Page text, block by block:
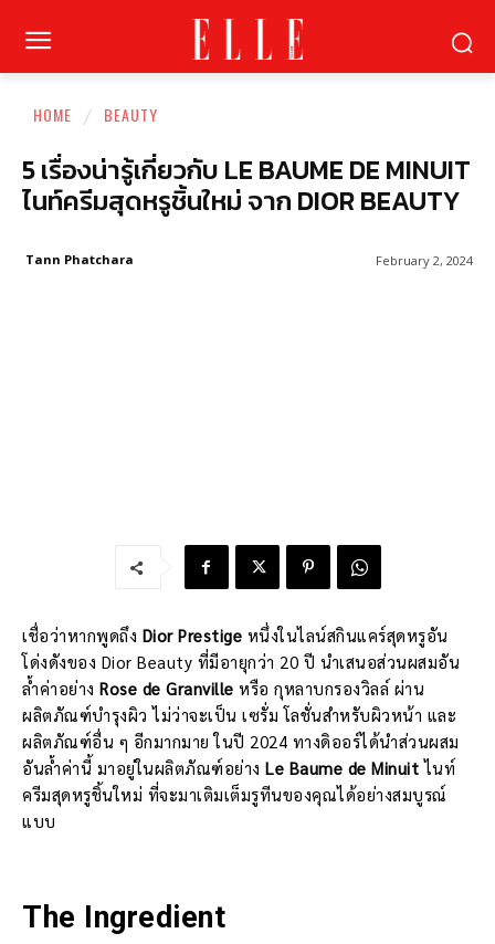
HOME BEAUTY
5 เรื่องน่ารู้เกี่ยวกับ LE BAUME DE MINUIT
ไนท์ครีมสุดหรูชิ้นใหม่ จาก DIOR BEAUTY
February 2, 2024
Tann Phatchara
เชื่อว่าหากพูดถึง Dior Prestige หนึ่งในไลน์สกินแคร์สุดหรูอัน
โด่งดังของ Dior Beauty ที่มีอายุกว่า 20 ปี นำเสนอส่วนผสมอัน
ล้ำค่าอย่าง Rose de Granville หรือ กุหลาบกรองวิลล์ ผ่าน
ผลิตภัณฑ์บำรุงผิว ไม่ว่าจะเป็น เซรั่ม โลชั่นสำหรับผิวหน้า และ
ผลิตภัณฑ์อื่น ๆ อีกมากมาย ในปี 2024 ทางดิออร์ได้นำส่วนผสม
อันล้ำค่านี้ มาอยู่ในผลิตภัณฑ์อย่าง Le Baume de Minuit ไนท์
ครีมสุดหรูชิ้นใหม่ ที่จะมาเติมเต็มรูทีนของคุณได้อย่างสมบูรณ์
แบบ
The Ingredient